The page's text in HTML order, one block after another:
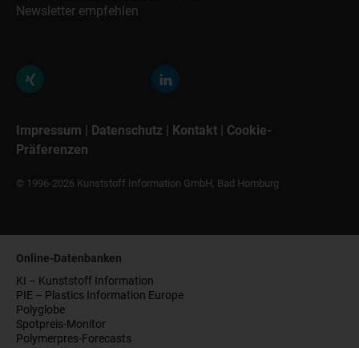
Newsletter empfehlen
Impressum | Datenschutz | Kontakt | Cookie-
Präferenzen
© 1996-2026 Kunststoff Information GmbH, Bad Homburg
Online-Datenbanken
KI – Kunststoff Information
PIE – Plastics Information Europe
Polyglobe
Spotpreis-Monitor
Polymerpres-Forecasts